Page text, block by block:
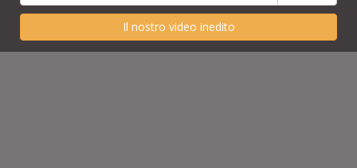
Il nostro video inedito